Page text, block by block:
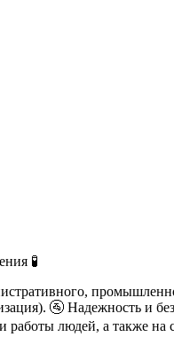
🧪
🚰 Надежность и
людей, а также